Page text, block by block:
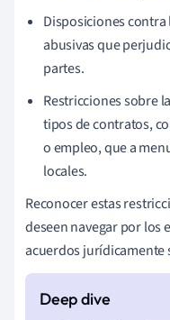
Disposiciones
abusivas que
partes.
Restricciones sobre
tipos de contratos,
o empleo, que a
locales.
Reconocer estas
deseen navegar por los
acuerdos jurídicamente